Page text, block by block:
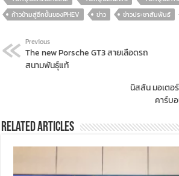
ก้าวข้ามสู่อีกขั้นของPHEV
ข่าว ข่าวประชาสัมพันธ์
Previous
The new Porsche GT3 สายเลือดรถ
สนามพันธุ์แท้
นิสสัน มอเตอ
คาร์บ
Related Articles